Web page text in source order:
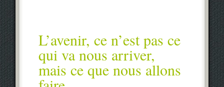
L’avenir, ce n’est pas ce
qui va nous arriver,
mais ce que nous allons